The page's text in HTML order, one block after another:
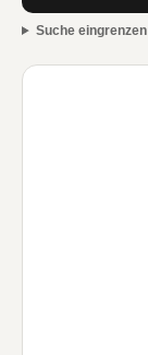
Suche eingrenzen